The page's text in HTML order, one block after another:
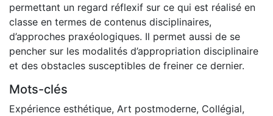
permettant un regard réflexif sur ce qui est réalisé en
classe en termes de contenus disciplinaires,
d’approches praxéologiques. Il permet aussi de se
pencher sur les modalités d’appropriation disciplinaire
et des obstacles susceptibles de freiner ce dernier.
Mots-clés
Expérience esthétique, Art postmoderne, Collégial,